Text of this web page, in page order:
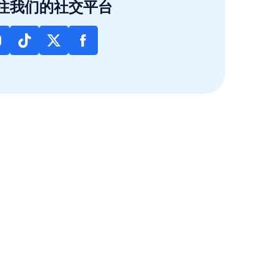
我们的社交平台